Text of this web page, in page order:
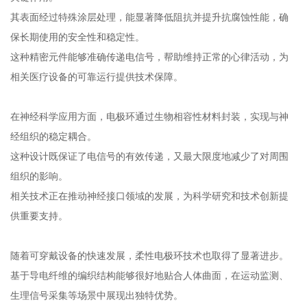
其表面经过特殊涂层处理，能显著降低阻抗并提升抗腐蚀性能，确
保长期使用的安全性和稳定性。
这种精密元件能够准确传递电信号，帮助维持正常的心律活动，为
相关医疗设备的可靠运行提供技术保障。
在神经科学应用方面，电极环通过生物相容性材料封装，实现与神
经组织的稳定耦合。
这种设计既保证了电信号的有效传递，又最大限度地减少了对周围
组织的影响。
相关技术正在推动神经接口领域的发展，为科学研究和技术创新提
供重要支持。
随着可穿戴设备的快速发展，柔性电极环技术也取得了显著进步。
基于导电纤维的编织结构能够很好地贴合人体曲面，在运动监测、
生理信号采集等场景中展现出独特优势。